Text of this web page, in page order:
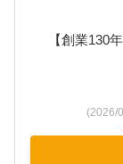
【創業130
(2026/